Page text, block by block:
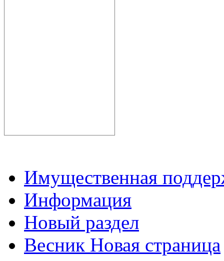
Имущественная
Информация
Новый раздел
Весник Новая страница